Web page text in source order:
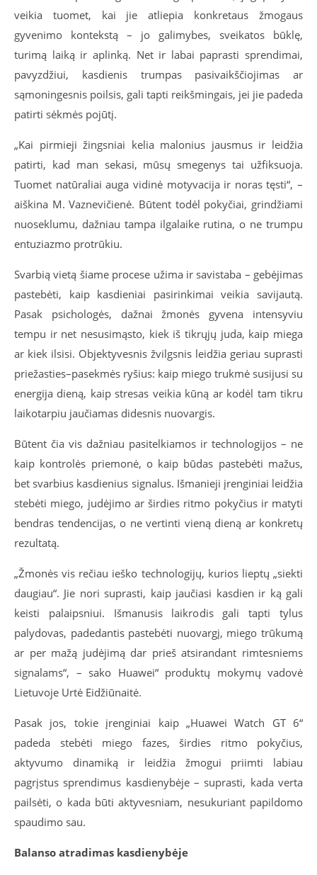
veikia tuomet, kai jie atliepia konkretaus žmogaus
gyvenimo kontekstą – jo galimybes, sveikatos būklę,
turimą laiką ir aplinką. Net ir labai paprasti sprendimai,
pavyzdžiui, kasdienis trumpas pasivaikščiojimas ar
sąmoningesnis poilsis, gali tapti reikšmingais, jei jie padeda
patirti sėkmės pojūtį.
„Kai pirmieji žingsniai kelia malonius jausmus ir leidžia
patirti, kad man sekasi, mūsų smegenys tai užfiksuoja.
Tuomet natūraliai auga vidinė motyvacija ir noras tęsti“, –
aiškina M. Vaznevičienė. Būtent todėl pokyčiai, grindžiami
nuoseklumu, dažniau tampa ilgalaike rutina, o ne trumpu
entuziazmo protrūkiu.
Svarbią vietą šiame procese užima ir savistaba – gebėjimas
pastebėti, kaip kasdieniai pasirinkimai veikia savijautą.
Pasak psichologės, dažnai žmonės gyvena intensyviu
tempu ir net nesusimąsto, kiek iš tikrųjų juda, kaip miega
ar kiek ilsisi. Objektyvesnis žvilgsnis leidžia geriau suprasti
priežasties–pasekmės ryšius: kaip miego trukmė susijusi su
energija dieną, kaip stresas veikia kūną ar kodėl tam tikru
laikotarpiu jaučiamas didesnis nuovargis.
Būtent čia vis dažniau pasitelkiamos ir technologijos – ne
kaip kontrolės priemonė, o kaip būdas pastebėti mažus,
bet svarbius kasdienius signalus. Išmanieji įrenginiai leidžia
stebėti miego, judėjimo ar širdies ritmo pokyčius ir matyti
bendras tendencijas, o ne vertinti vieną dieną ar konkretų
rezultatą.
„Žmonės vis rečiau ieško technologijų, kurios lieptų „siekti
daugiau“. Jie nori suprasti, kaip jaučiasi kasdien ir ką gali
keisti palaipsniui. Išmanusis laikrodis gali tapti tylus
palydovas, padedantis pastebėti nuovargį, miego trūkumą
ar per mažą judėjimą dar prieš atsirandant rimtesniems
signalams“, – sako Huawei“ produktų mokymų vadovė
Lietuvoje Urtė Eidžiūnaitė.
Pasak jos, tokie įrenginiai kaip „Huawei Watch GT 6“
padeda stebėti miego fazes, širdies ritmo pokyčius,
aktyvumo dinamiką ir leidžia žmogui priimti labiau
pagrįstus sprendimus kasdienybėje – suprasti, kada verta
pailsėti, o kada būti aktyvesniam, nesukuriant papildomo
spaudimo sau.
Balanso atradimas kasdienybėje